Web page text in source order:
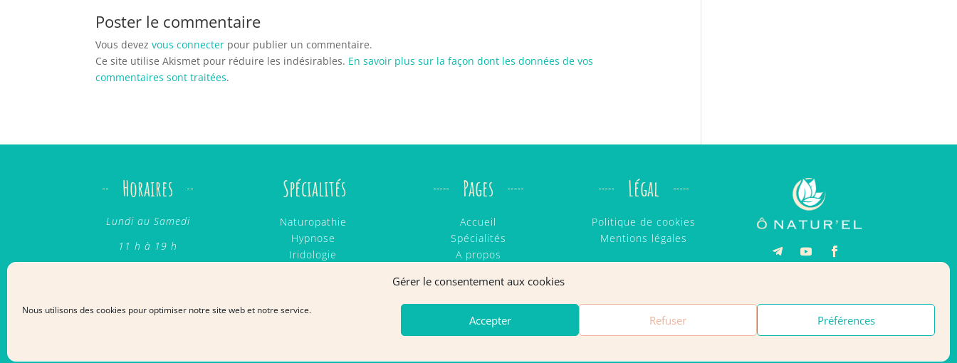
Gérer le consentement aux cookies
Nous utilisons des cookies pour optimiser notre site web et notre service.
Accepter Refuser Préférences
Poster le commentaire
Vous devezvous connecter pour publier un commentaire.
Ce site utilise Akismet pour réduire les indésirables. En savoir plus sur la façon dont les données de vos
commentaires sont traitées.
Horaires
Lundi au Samedi
11 h à 19 h
Spécialités
Naturopathie
Hypnose
Iridologie
Formation
Pages
Accueil
Spécialités
A propos
Contact
Légal
Politique de cookies
Mentions légales